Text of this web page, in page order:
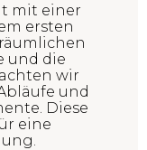
mit einer
ersten
und die
wir
und
Diese
eine